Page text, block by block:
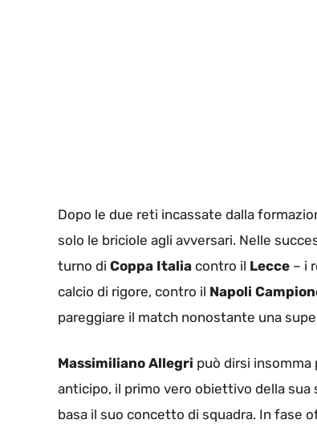
Dopo le due reti incassate dalla
solo le briciole agli avversari. Nelle
turno di Coppa Italia contro il Lecce – i
calcio di rigore, contro il Napoli
pareggiare il match nonostante una
Massimiliano Allegri può dirsi
anticipo, il primo vero obiettivo della
basa il suo concetto di squadra. In fase